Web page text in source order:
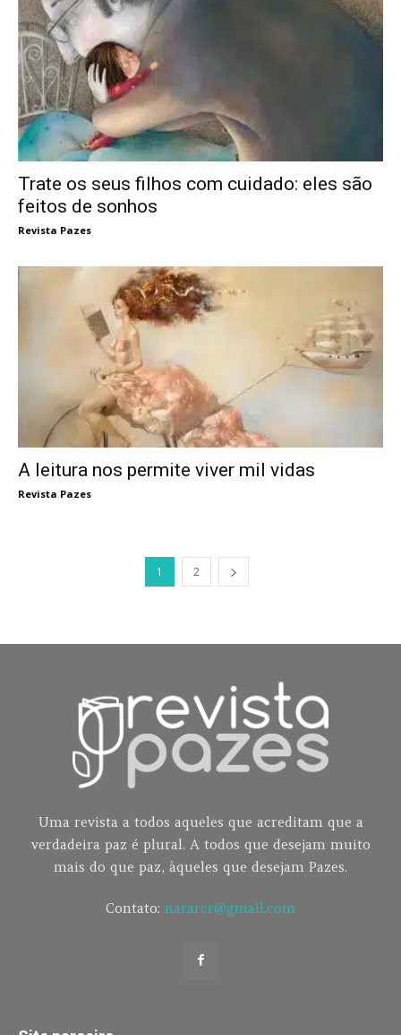
Trate os seus filhos com cuidado: eles são
feitos de sonhos
Revista Pazes
A leitura nos permite viver mil vidas
Revista Pazes
1 2
Uma revista a todos aqueles que acreditam que a
verdadeira paz é plural. A todos que desejam muito
mais do que paz, àqueles que desejam Pazes.
Contato: nararcr@gmail.com